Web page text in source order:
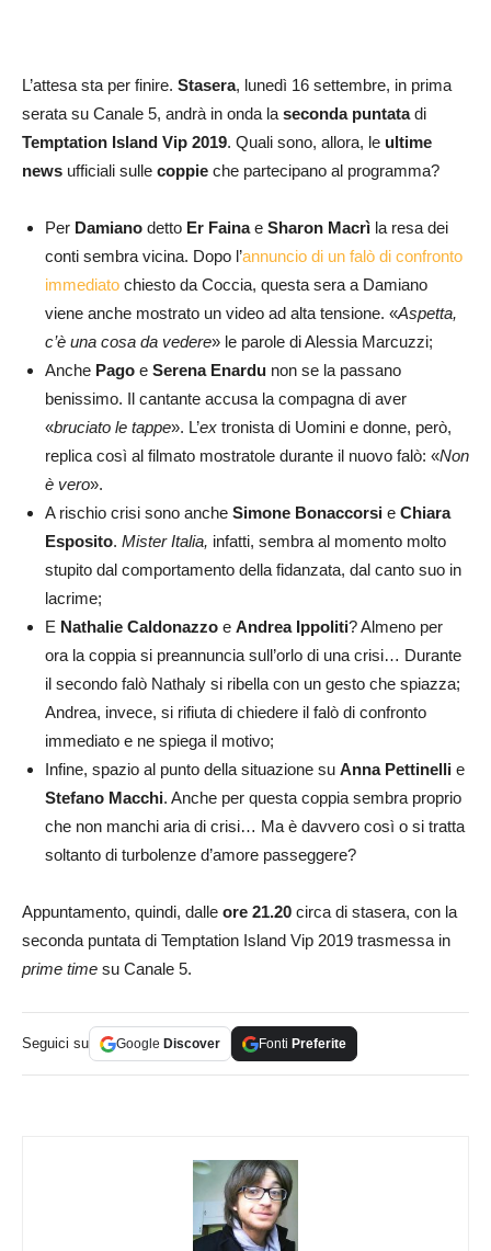
L’attesa sta per finire. Stasera, lunedì 16 settembre, in prima
serata su Canale 5, andrà in onda laseconda puntatadi
Temptation Island Vip 2019. Quali sono, allora, le ultime
news ufficiali sulle coppie che partecipano al programma?
Per Damiano detto Er Fainae Sharon Macrì la resa dei
conti sembra vicina. Dopo l’annuncio di un falò di confronto
immediato chiesto da Coccia, questa sera a Damiano
viene anche mostrato un video ad alta tensione. «Aspetta,
c’è una cosa da vedere» le parole di Alessia Marcuzzi;
Anche Pago e Serena Enardu non se la passano
benissimo. Il cantante accusa la compagna di aver
«bruciato le tappe». L’ex tronista di Uomini e donne, però,
replica così al filmato mostratole durante il nuovo falò: «Non
è vero».
A rischio crisi sono anche Simone Bonaccorsi e Chiara
Esposito. Mister Italia, infatti, sembra al momento molto
stupito dal comportamento della fidanzata, dal canto suo in
lacrime;
E Nathalie Caldonazzo e Andrea Ippoliti? Almeno per
ora la coppia si preannuncia sull’orlo di una crisi… Durante
il secondo falò Nathaly si ribella con un gesto che spiazza;
Andrea, invece, si rifiuta di chiedere il falò di confronto
immediato e ne spiega il motivo;
Infine, spazio al punto della situazione su Anna Pettinelli e
Stefano Macchi. Anche per questa coppia sembra proprio
che non manchi aria di crisi… Ma è davvero così o si tratta
soltanto di turbolenze d’amore passeggere?
Appuntamento, quindi, dalle ore 21.20 circa di stasera, con la
seconda puntata di Temptation Island Vip 2019 trasmessa in
prime time su Canale 5.
Seguici su Google Discover Fonti Preferite